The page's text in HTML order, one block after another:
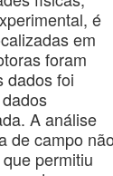
é
em
foram
dados foi
A análise
de campo não
permitiu